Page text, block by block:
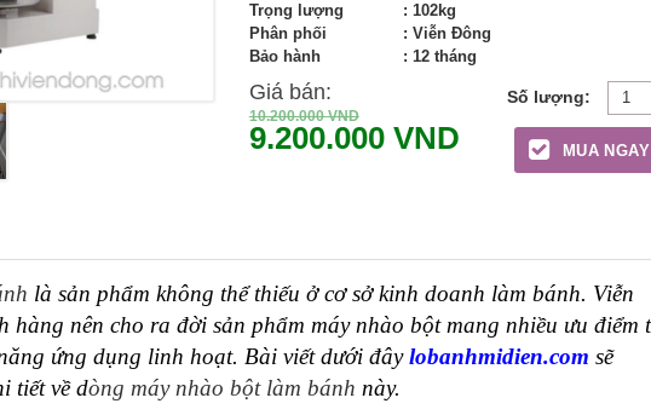
Trọng lượng
: 102kg
Phân phối
: Viễn Đông
Bảo hành
: 12 tháng
Giá bán:
10.200.000VND
9.200.000 VND MUA NGAY
là sản phẩm không thể thiếu ở cơ sở kinh doanh làm bánh. Viễn
hàng nên cho ra đời sản phẩm máy nhào bộtmang nhiều ưu điểm
ứng dụng linh hoạt. Bài viết dưới đâylobanhmidien.com sẽ
tiết về dòng máy nhào bột làm bánh này.